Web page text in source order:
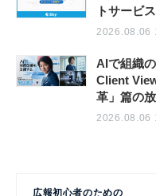
トサービ
2026.08.06
AIで組織
Client
革」篇の
2026.08.06
広報初心者のための